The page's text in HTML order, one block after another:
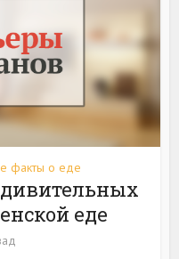
факты о еде
еде